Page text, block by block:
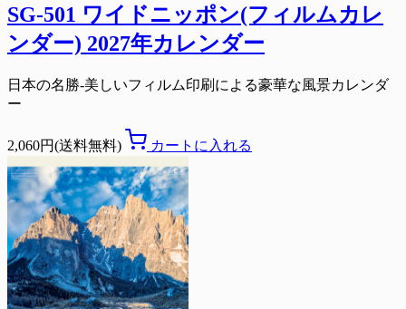
SG-501 ワイドニッポン(フィルムカレ
ンダー) 2027年カレンダー
日本の名勝-美しいフィルム印刷による豪華な風景カレンダ
ー
2,060円(送料無料) カートに入れる